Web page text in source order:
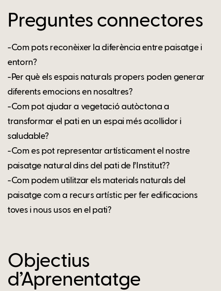
Preguntes connectores
-Com pots reconèixer la diferència entre paisatge i
entorn?
-Per què els espais naturals propers poden generar
diferents emocions en nosaltres?
-Com pot ajudar a vegetació autòctona a
transformar el pati en un espai més acollidor i
saludable?
-Com es pot representar artísticament el nostre
paisatge natural dins del pati de l’Institut??
-Com podem utilitzar els materials naturals del
paisatge com a recurs artístic per fer edificacions
toves i nous usos en el pati?
Objectius
d’Aprenentatge